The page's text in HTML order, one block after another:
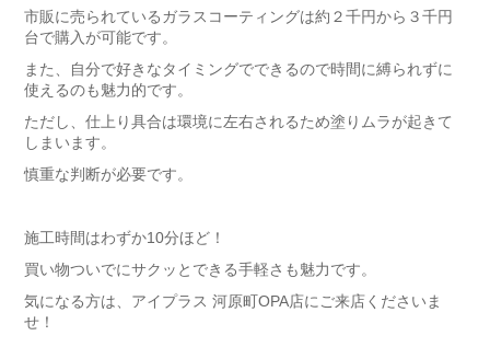
市販に売られているガラスコーティングは約２千円から３千円
台で購入が可能です。
また、自分で好きなタイミングでできるので時間に縛られずに
使えるのも魅力的です。
ただし、仕上り具合は環境に左右されるため塗りムラが起きて
しまいます。
慎重な判断が必要です。
施工時間はわずか10分ほど！
買い物ついでにサクッとできる手軽さも魅力です。
気になる方は、アイプラス 河原町OPA店にご来店くださいま
せ！